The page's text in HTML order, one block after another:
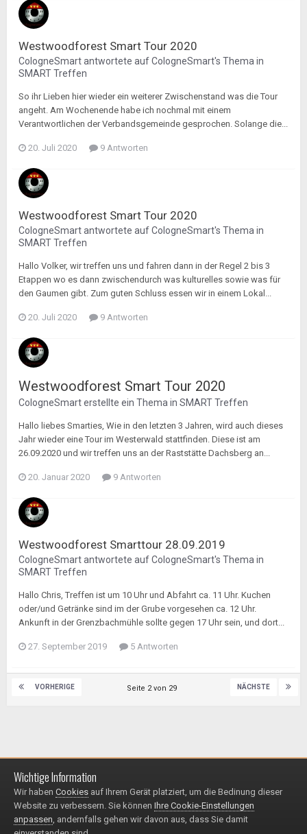
Westwoodforest Smart Tour 2020
CologneSmartantwortete aufCologneSmart's Thema in
SMART Treffen
So ihr Lieben hier wieder ein weiterer Zwischenstand was die Tour
angeht. Am Wochenende habe ich nochmal mit einem
Verantwortlichen der Verbandsgemeinde gesprochen. Solange die...
20. Juli 2020 9 Antworten
Westwoodforest Smart Tour 2020
CologneSmartantwortete aufCologneSmart's Thema in
SMART Treffen
Hallo Volker, wir treffen uns und fahren dann in der Regel 2 bis 3
Etappen wo es dann zwischendurch was kulturelles sowie was für
den Gaumen gibt. Zum guten Schluss essen wir in einem Lokal...
20. Juli 2020 9 Antworten
Westwoodforest Smart Tour 2020
CologneSmarterstellte ein Thema in SMART Treffen
Hallo liebes Smarties, Wie in den letzten 3 Jahren, wird auch dieses
Jahr wieder eine Tour im Westerwald stattfinden. Diese ist am
26.09.2020 und wir treffen uns an der Raststätte Dachsberg an...
20. Januar 2020 9 Antworten
Westwoodforest Smarttour 28.09.2019
CologneSmartantwortete aufCologneSmart's Thema in
SMART Treffen
Hallo Chris, Treffen ist um 10 Uhr und Abfahrt ca. 11 Uhr. Kuchen
oder/und Getränke sind im der Grube vorgesehen ca. 12 Uhr.
Ankunft in der Grenzbachmühle sollte gegen 17 Uhr sein, und dort...
27. September 2019 5 Antworten
VORHERIGE NÄCHSTE
Seite 2 von 29
Impressum / Datenschutzerklärung
© 1999 - 2025
Powered by Invision Community
Wichtige Information
Wir haben Cookies auf Ihrem Gerät platziert, um die Bedinung dieser
Website zu verbessern. Sie können Ihre Cookie-Einstellungen
anpassen, andernfalls gehen wir davon aus, dass Sie damit